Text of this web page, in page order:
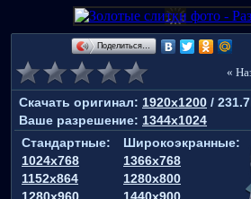
Поделиться…
«
Скачать оригинал: 1920x1200 /
Ваше разрешение: 1344x1024
Стандартные:
1024x768
1152x864
Широкоэкранные:
1366x768
1280x800